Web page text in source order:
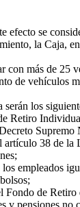
efecto se
la Caja, en
con más de 25
de vehículos
los
Retiro
artículo 38 de
empleados
de
pensiones no